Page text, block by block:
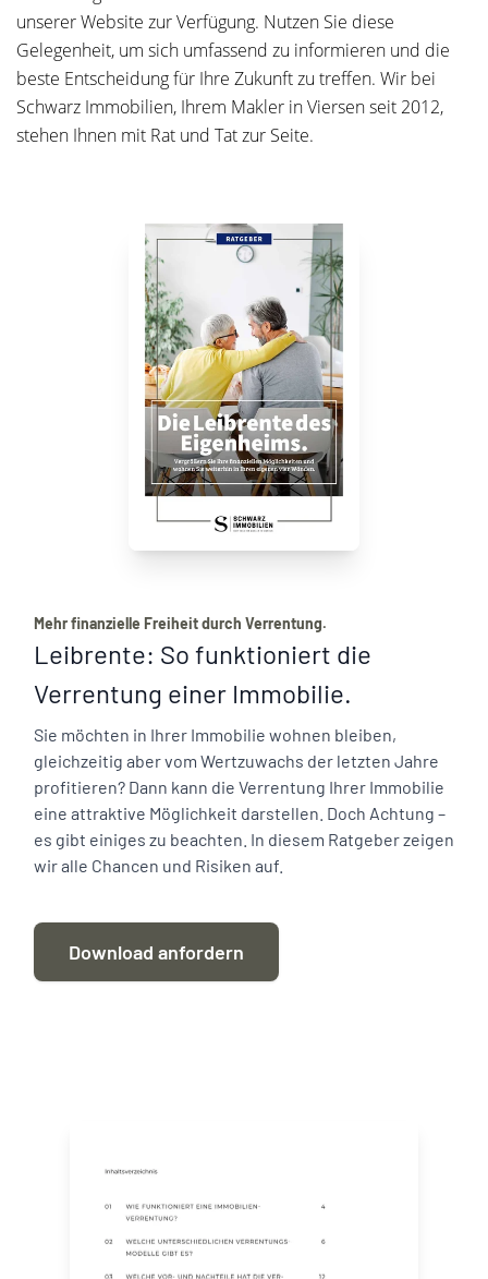
unserer Website zur Verfügung. Nutzen Sie diese
Gelegenheit, um sich umfassend zu informieren und die
beste Entscheidung für Ihre Zukunft zu treffen. Wir bei
Schwarz Immobilien, Ihrem Makler in Viersen seit 2012,
stehen Ihnen mit Rat und Tat zur Seite.